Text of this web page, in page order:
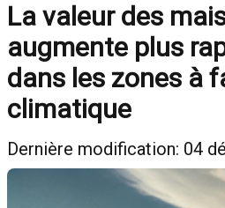
La valeur des
augmente plus
dans les zones à
climatique
Dernière modification: 04